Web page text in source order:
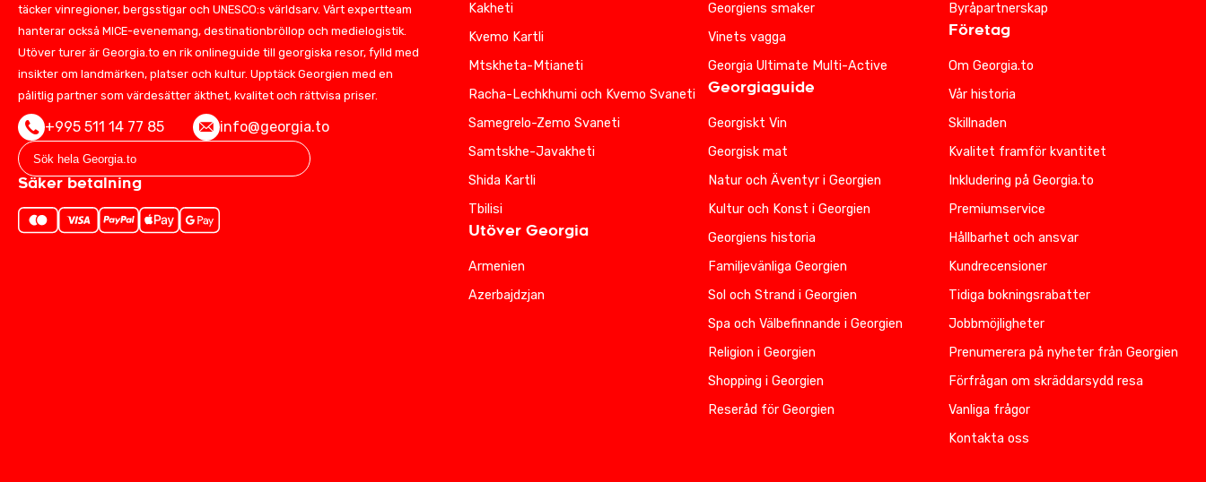
täcker vinregioner, bergsstigar och UNESCO:s världsarv. Vårt expertteam
hanterar också MICE-evenemang, destinationbröllop och medielogistik.
Utöver turer är Georgia.to en rik onlineguide till georgiska resor, fylld med
insikter om landmärken, platser och kultur. Upptäck Georgien med en
pålitlig partner som värdesätter äkthet, kvalitet och rättvisa priser.
+995 511 14 77 85 info@georgia.to
Säker betalning
Kakheti
Kvemo Kartli
Mtskheta-Mtianeti
Racha-Lechkhumi och Kvemo Svaneti
Samegrelo-Zemo Svaneti
Samtskhe-Javakheti
Shida Kartli
Tbilisi
Utöver Georgia
Armenien
Azerbajdzjan
Georgiens smaker
Vinets vagga
Georgia Ultimate Multi-Active
Georgiaguide
Georgiskt Vin
Georgisk mat
Natur och Äventyr i Georgien
Kultur och Konst i Georgien
Georgiens historia
Familjevänliga Georgien
Sol och Strand i Georgien
Spa och Välbefinnande i Georgien
Religion i Georgien
Shopping i Georgien
Reseråd för Georgien
Byråpartnerskap
Företag
Om Georgia.to
Vår historia
Skillnaden
Kvalitet framför kvantitet
Inkludering på Georgia.to
Premiumservice
Hållbarhet och ansvar
Kundrecensioner
Tidiga bokningsrabatter
Jobbmöjligheter
Prenumerera på nyheter från Georgien
Förfrågan om skräddarsydd resa
Vanliga frågor
Kontakta oss